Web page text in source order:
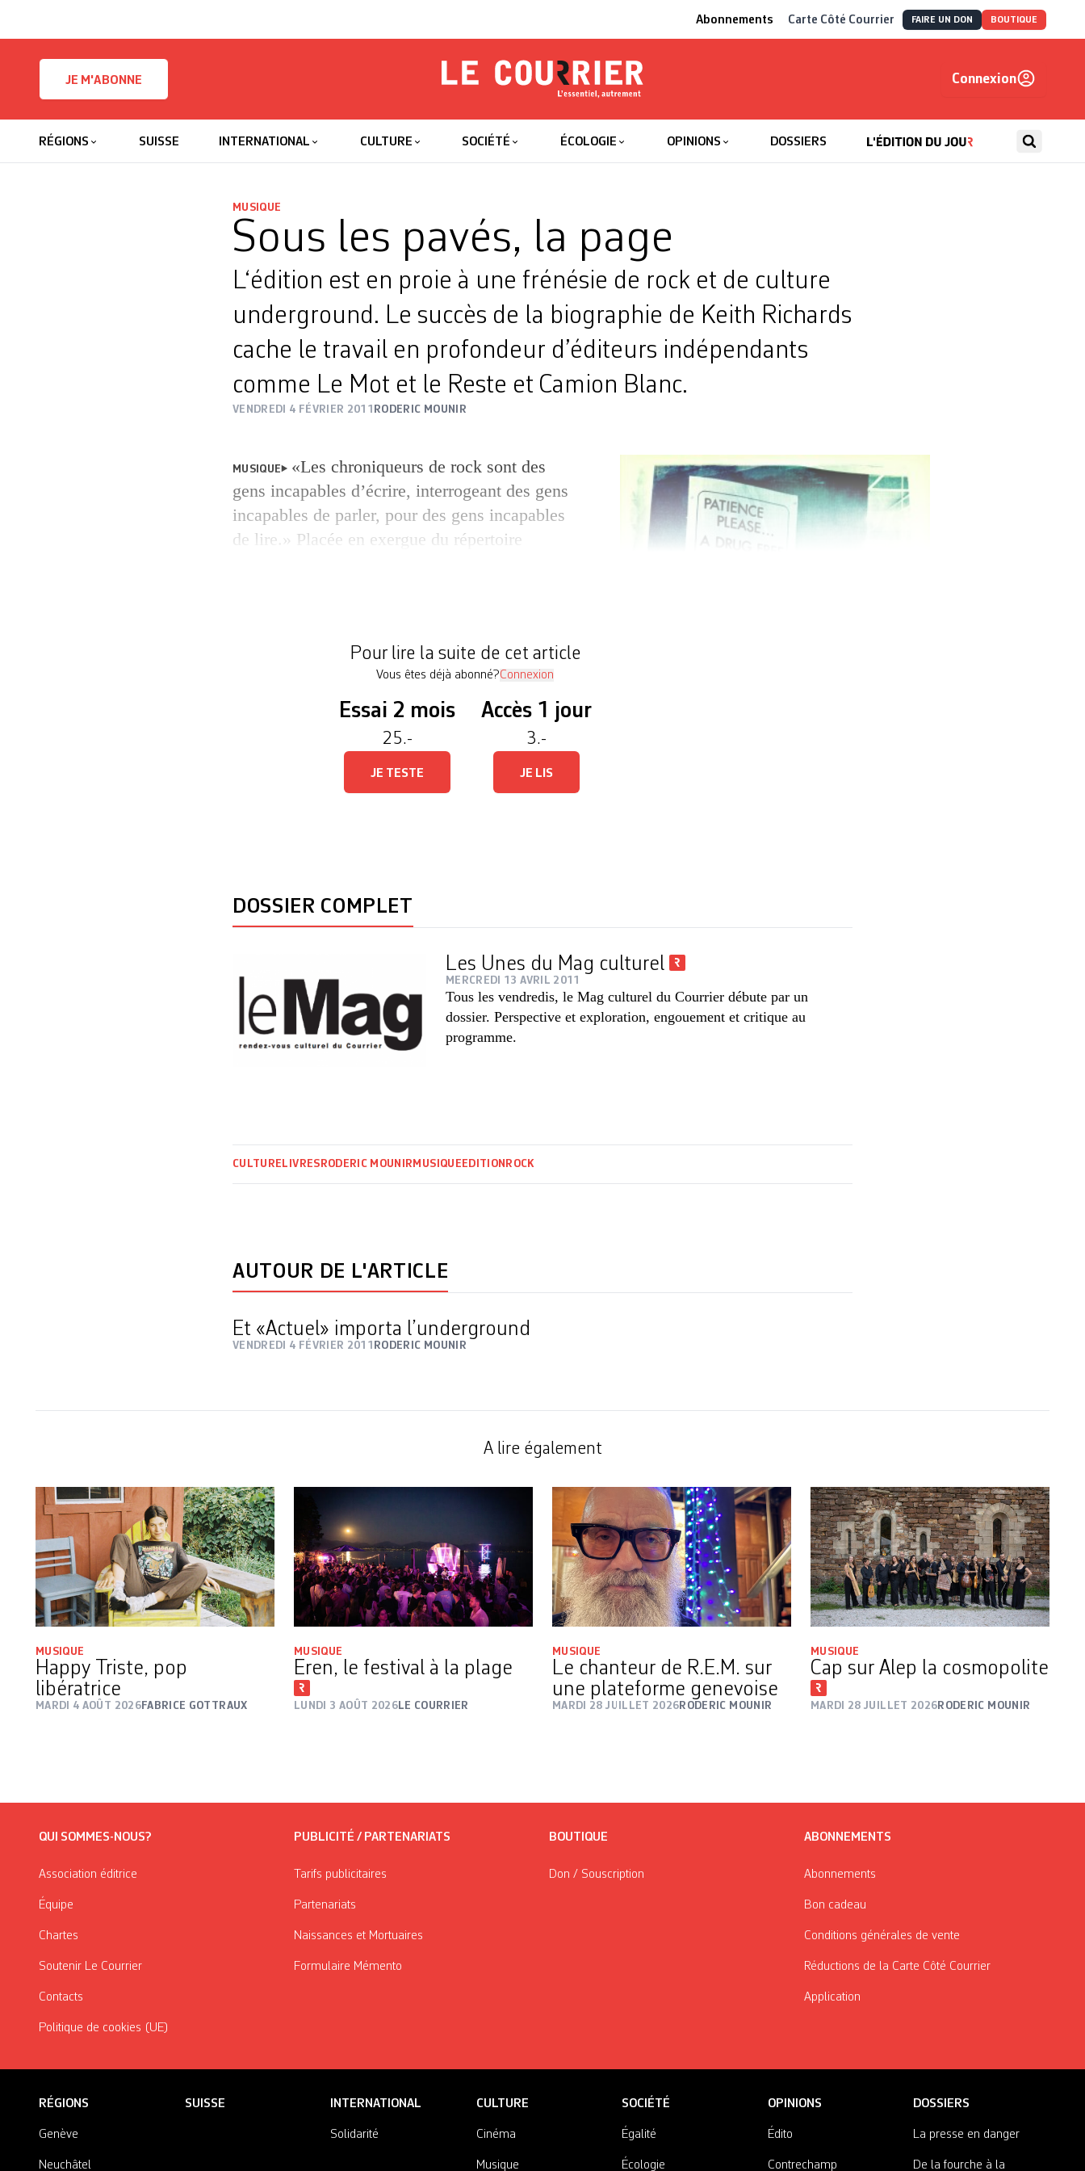
Abonnements Carte Côté Courrier FAIRE UN DON BOUTIQUE
JE M'ABONNE
Le Courrier
Connexion
RÉGIONS SUISSE INTERNATIONAL CULTURE SOCIÉTÉ ÉCOLOGIE OPINIONS DOSSIERS
MUSIQUE
Sous les pavés, la page
L‘édition est en proie à une frénésie de rock et de culture
underground. Le succès de la biographie de Keith Richards
cache le travail en profondeur d’éditeurs indépendants
comme Le Mot et le Reste et Camion Blanc.
VENDREDI 4 FÉVRIER 2011 RODERIC MOUNIR
MUSIQUE
«Les chroniqueurs de rock sont des
gens incapables d’écrire, interrogeant des gens
incapables de parler, pour des gens incapables
de lire.» Placée en exergue du répertoire
Pour lire la suite de cet article
Vous êtes déjà abonné?Connexion
Essai 2 mois
25.-
JE TESTE
Accès 1 jour
3.-
JE LIS
DOSSIER COMPLET
Les Unes du Mag culturel
MERCREDI 13 AVRIL 2011
Tous les vendredis, le Mag culturel du Courrier débute par un
dossier. Perspective et exploration, engouement et critique au
programme.
CULTURE LIVRES RODERIC MOUNIR MUSIQUE EDITION ROCK
AUTOUR DE L'ARTICLE
Et «Actuel» importa l’underground
VENDREDI 4 FÉVRIER 2011 RODERIC MOUNIR
A lire également
MUSIQUE
Happy Triste, pop
libératrice
MARDI 4 AOÛT 2026FABRICE GOTTRAUX
MUSIQUE
Eren, le festival à la plage
LUNDI 3 AOÛT 2026LE COURRIER
MUSIQUE
Le chanteur de R.E.M. sur
une plateforme genevoise
MARDI 28 JUILLET 2026 RODERIC MOUNIR
MUSIQUE
Cap sur Alep la cosmopolite
MARDI 28 JUILLET 2026 RODERIC MOUNIR
QUI SOMMES-NOUS?
Association éditrice
Équipe
Chartes
Soutenir Le Courrier
Contacts
Politique de cookies (UE)
PUBLICITÉ / PARTENARIATS
Tarifs publicitaires
Partenariats
Naissances et Mortuaires
Formulaire Mémento
BOUTIQUE
Don / Souscription
ABONNEMENTS
Abonnements
Bon cadeau
Conditions générales de vente
Réductions de la Carte Côté Courrier
Application
RÉGIONS
Genève
Neuchâtel
SUISSE INTERNATIONAL
Solidarité
CULTURE
Cinéma
Musique
SOCIÉTÉ
Égalité
Écologie
OPINIONS
Édito
Contrechamp
DOSSIERS
La presse en danger
De la fourche à la